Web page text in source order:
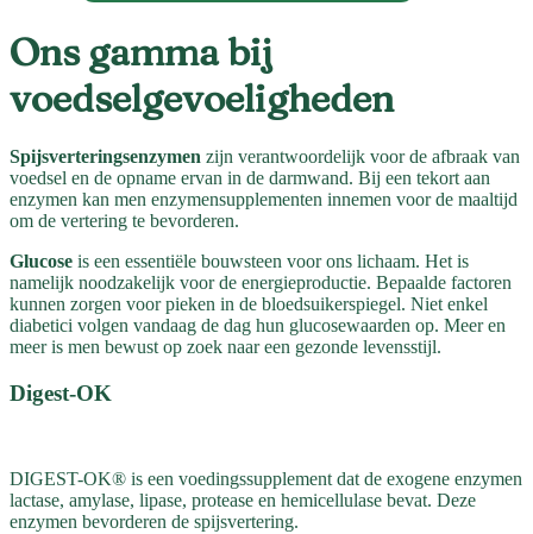
Ons gamma bij
voedselgevoeligheden
Spijsverteringsenzymen zijn verantwoordelijk voor de afbraak van
voedsel en de opname ervan in de darmwand. Bij een tekort aan
enzymen kan men enzymensupplementen innemen voor de maaltijd
om de vertering te bevorderen.
Glucose is een essentiële bouwsteen voor ons lichaam. Het is
namelijk noodzakelijk voor de energieproductie. Bepaalde factoren
kunnen zorgen voor pieken in de bloedsuikerspiegel. Niet enkel
diabetici volgen vandaag de dag hun glucosewaarden op. Meer en
meer is men bewust op zoek naar een gezonde levensstijl.
Digest-OK
DIGEST-OK® is een voedingssupplement dat de exogene enzymen
lactase, amylase, lipase, protease en hemicellulase bevat. Deze
enzymen bevorderen de spijsvertering.